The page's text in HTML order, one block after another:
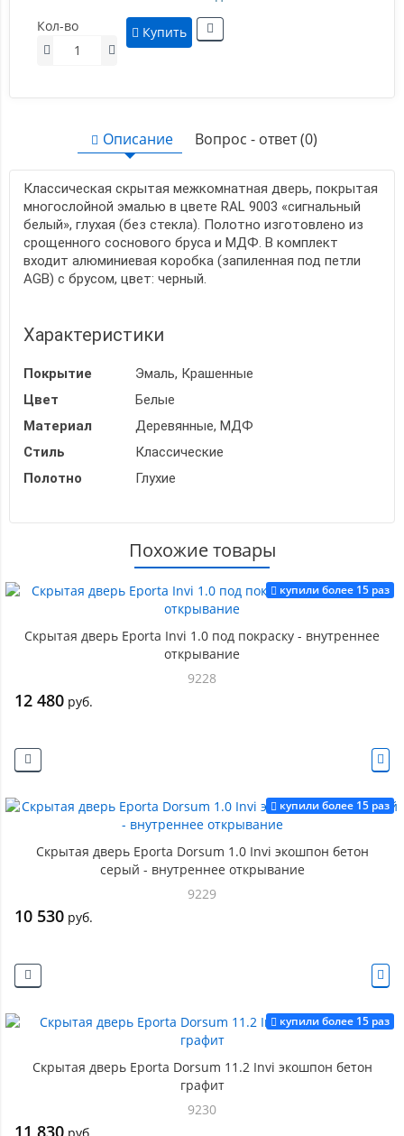
Кол-во
Купить
Описание Вопрос - ответ (0)
Классическая скрытая межкомнатная дверь, покрытая
многослойной эмалью в цвете RAL 9003 «сигнальный
белый», глухая (без стекла). Полотно изготовлено из
срощенного соснового бруса и МДФ. В комплект
входит алюминиевая коробка (запиленная под петли
AGB) с брусом, цвет: черный.
Характеристики
Покрытие
Эмаль, Крашенные
Цвет
Белые
Материал
Деревянные, МДФ
Стиль
Классические
Полотно
Глухие
Похожие товары
купили более 15 раз
Скрытая дверь Eporta Invi 1.0 под покраску - внутреннее
открывание
9228
12 480 руб.
купили более 15 раз
Скрытая дверь Eporta Dorsum 1.0 Invi экошпон бетон
серый - внутреннее открывание
9229
10 530 руб.
купили более 15 раз
Скрытая дверь Eporta Dorsum 11.2 Invi экошпон бетон
графит
9230
11 830